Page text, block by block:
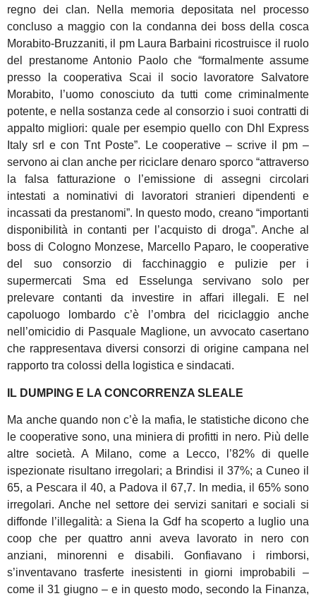
regno dei clan. Nella memoria depositata nel processo
concluso a maggio con la condanna dei boss della cosca
Morabito-Bruzzaniti, il pm Laura Barbaini ricostruisce il ruolo
del prestanome Antonio Paolo che “formalmente assume
presso la cooperativa Scai il socio lavoratore Salvatore
Morabito, l’uomo conosciuto da tutti come criminalmente
potente, e nella sostanza cede al consorzio i suoi contratti di
appalto migliori: quale per esempio quello con Dhl Express
Italy srl e con Tnt Poste”. Le cooperative – scrive il pm –
servono ai clan anche per riciclare denaro sporco “attraverso
la falsa fatturazione o l’emissione di assegni circolari
intestati a nominativi di lavoratori stranieri dipendenti e
incassati da prestanomi”. In questo modo, creano “importanti
disponibilità in contanti per l’acquisto di droga”. Anche al
boss di Cologno Monzese, Marcello Paparo, le cooperative
del suo consorzio di facchinaggio e pulizie per i
supermercati Sma ed Esselunga servivano solo per
prelevare contanti da investire in affari illegali. E nel
capoluogo lombardo c’è l’ombra del riciclaggio anche
nell’omicidio di Pasquale Maglione, un avvocato casertano
che rappresentava diversi consorzi di origine campana nel
rapporto tra colossi della logistica e sindacati.
IL DUMPING E LA CONCORRENZA SLEALE
Ma anche quando non c’è la mafia, le statistiche dicono che
le cooperative sono, una miniera di profitti in nero. Più delle
altre società. A Milano, come a Lecco, l’82% di quelle
ispezionate risultano irregolari; a Brindisi il 37%; a Cuneo il
65, a Pescara il 40, a Padova il 67,7. In media, il 65% sono
irregolari. Anche nel settore dei servizi sanitari e sociali si
diffonde l’illegalità: a Siena la Gdf ha scoperto a luglio una
coop che per quattro anni aveva lavorato in nero con
anziani, minorenni e disabili. Gonfiavano i rimborsi,
s’inventavano trasferte inesistenti in giorni improbabili –
come il 31 giugno – e in questo modo, secondo la Finanza,